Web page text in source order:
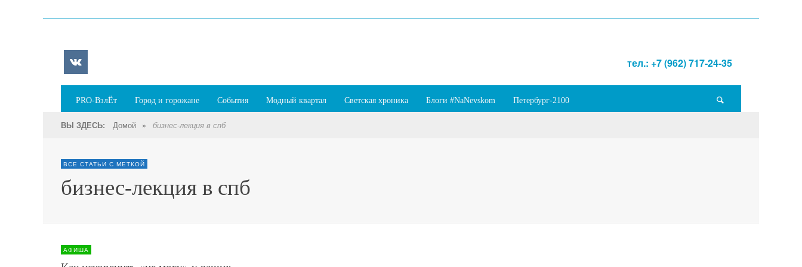
тел.: +7 (962) 717-24-35
PRO-ВзлЁт Город и горожане События Модный квартал Светская хроника Блоги #NaNevskom Петербург-2100
ВЫ ЗДЕСЬ: Домой » бизнес-лекция в спб
ВСЕ СТАТЬИ С МЕТКОЙ
бизнес-лекция в спб
АФИША